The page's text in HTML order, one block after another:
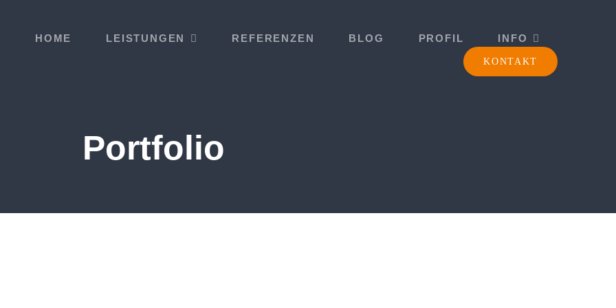
HOME LEISTUNGEN REFERENZEN BLOG PROFIL INFO
KONTAKT
Portfolio